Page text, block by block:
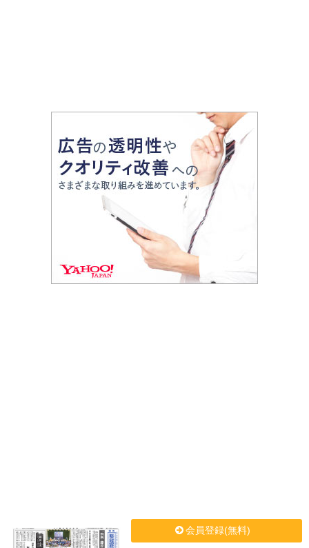
会員登録(無料)